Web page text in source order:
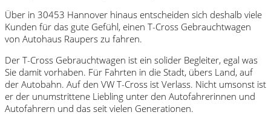
Über in 30453 Hannover hinaus entscheiden sich deshalb viele
Kunden für das gute Gefühl, einen T-Cross Gebrauchtwagen
von Autohaus Raupers zu fahren.
Der T-Cross Gebrauchtwagen ist ein solider Begleiter, egal was
Sie damit vorhaben. Für Fahrten in die Stadt, übers Land, auf
der Autobahn. Auf den VW T-Cross ist Verlass. Nicht umsonst ist
er der unumstrittene Liebling unter den Autofahrerinnen und
Autofahrern und das seit vielen Generationen.